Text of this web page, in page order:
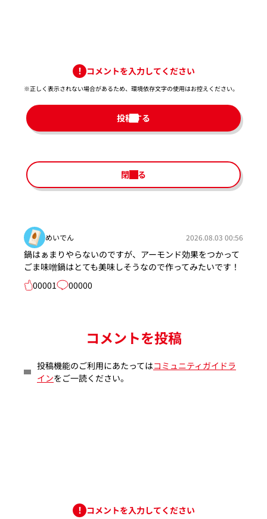
コメントを入力してください
※正しく表示されない場合があるため、環境依存文字の使用はお控えください。​
投稿する
閉じる
めいでん 2026.08.03 00:56
鍋はぁまりやらないのですが、アーモンド効果をつかって
ごま味噌鍋はとても美味しそうなので作ってみたいです！
00001
00000
コメントを投稿
投稿機能のご利用にあたってはコミュニティガイドラ
インをご一読ください。
コメントを入力してください